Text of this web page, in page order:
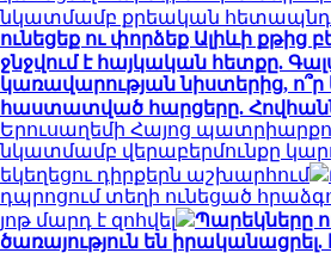
նկատմամբ քրեական
ունեցեք ու փորձեք Ալիևի քթից
ջնջվում է հայկական հետքը.
կառավարության նիստերից, ո՞ր
հաստատված հարցերը.
Երուսաղեմի Հայոց
նկատմամբ վերաբերմունքը
եկեղեցու դիրքերն աշխարհում
դպրոցում տեղի ունեցած
յոթ մարդ է զոհվել
Պարեկները
ծառայություն են իրականացրել.